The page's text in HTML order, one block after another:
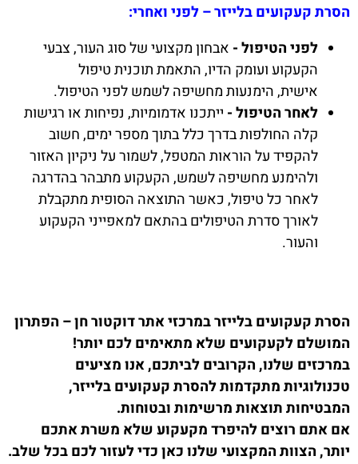
הסרת קעקועים בלייזר – לפני ואחרי:
לפני הטיפול - אבחון מקצועי של סוג העור, צבעי
הקעקוע ועומק הדיו, התאמת תוכנית טיפול
אישית, הימנעות מחשיפה לשמש לפני הטיפול.
לאחר הטיפול - ייתכנו אדמומיות, נפיחות או רגישות
קלה החולפות בדרך כלל בתוך מספר ימים, חשוב
להקפיד על הוראות המטפל, לשמור על ניקיון האזור
ולהימנע מחשיפה לשמש, הקעקוע מתבהר בהדרגה
לאחר כל טיפול, כאשר התוצאה הסופית מתקבלת
לאורך סדרת הטיפולים בהתאם למאפייני הקעקוע
והעור.
הסרת קעקועים בלייזר במרכזי אתר דוקטור חן – הפתרון
המושלם לקעקועים שלא מתאימים לכם יותר!
במרכזים שלנו, הקרובים לביתכם, אנו מציעים
טכנולוגיות מתקדמות להסרת קעקועים בלייזר,
המבטיחות תוצאות מרשימות ובטוחות.
אם אתם רוצים להיפרד מקעקוע שלא משרת אתכם
יותר, הצוות המקצועי שלנו כאן כדי לעזור לכם בכל שלב.